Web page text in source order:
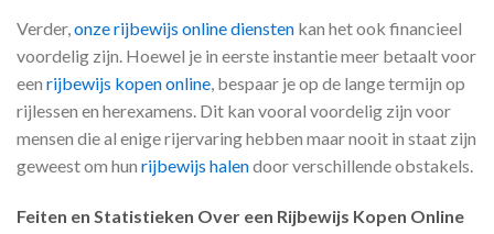
Verder,onze rijbewijs online diensten kan het ook financieel
voordelig zijn. Hoewel je in eerste instantie meer betaalt voor
een rijbewijs kopen online, bespaar je op de lange termijn op
rijlessen en herexamens. Dit kan vooral voordelig zijn voor
mensen die al enige rijervaring hebben maar nooit in staat zijn
geweest om hun rijbewijs halendoor verschillende obstakels.
Feiten en Statistieken Over een Rijbewijs Kopen Online